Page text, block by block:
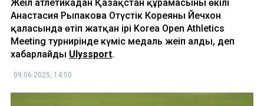
Жеңіл атлетикадан Қазақстан құрамасының өкілі
Анастасия Рыпакова Оңтүстік Кореяның Йечхон
қаласында өтіп жатқан ірі Korea Open Athletics
Meeting турнирінде күміс медаль жеңіп алды, деп
хабарлайды Ulyssport.
09.06.2025, 14:50